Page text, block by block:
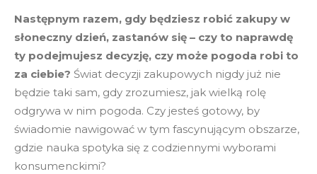
Następnym razem, gdy będziesz robić zakupy w
słoneczny dzień, zastanów się – czy to naprawdę
ty podejmujesz decyzję, czy może pogoda robi to
za ciebie? Świat decyzji zakupowych nigdy już nie
będzie taki sam, gdy zrozumiesz, jak wielką rolę
odgrywa w nim pogoda. Czy jesteś gotowy, by
świadomie nawigować w tym fascynującym obszarze,
gdzie nauka spotyka się z codziennymi wyborami
konsumenckimi?